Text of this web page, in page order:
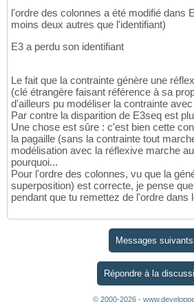
l'ordre des colonnes a été modifié dans
moins deux autres que l'identifiant)
E3 a perdu son identifiant
Le fait que la contrainte génère une
(clé étrangère faisant référence à sa
d'ailleurs pu modéliser la contrainte
Par contre la disparition de E3seq est
Une chose est sûre : c'est bien cette
la pagaille (sans la contrainte tout
modélisation avec la réflexive marche
pourquoi...
Pour l'ordre des colonnes, vu que la
superposition) est correcte, je pense
pendant que tu remettez de l'ordre dans
Messages suivants
Répondre à la
© 2000-2026 -